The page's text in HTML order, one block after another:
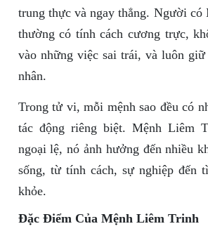
trung thực và ngay thẳng. Người
thường có tính cách cương trực,
vào những việc sai trái, và luôn
nhân.
Trong tử vi, mỗi mệnh sao đều có
tác động riêng biệt. Mệnh Liêm
ngoại lệ, nó ảnh hưởng đến nhiều
sống, từ tính cách, sự nghiệp đến
khỏe.
Đặc Điểm Của Mệnh Liêm Trinh